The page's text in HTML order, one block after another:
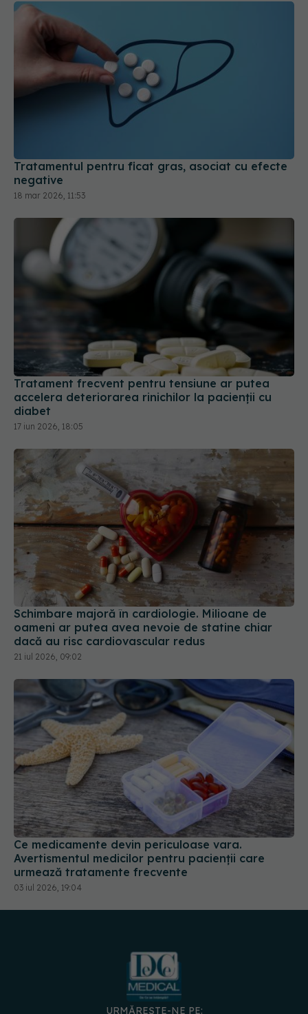
18 mar 2026, 11:53
Tratament frecvent pentru tensiune ar putea
accelera deteriorarea rinichilor la pacienții cu
diabet
17 iun 2026, 18:05
Schimbare majoră în cardiologie. Milioane de
oameni ar putea avea nevoie de statine chiar
dacă au risc cardiovascular redus
21 iul 2026, 09:02
Ce medicamente devin periculoase vara.
Avertismentul medicilor pentru pacienții care
urmează tratamente frecvente
03 iul 2026, 19:04
URMĂREȘTE-NE PE: